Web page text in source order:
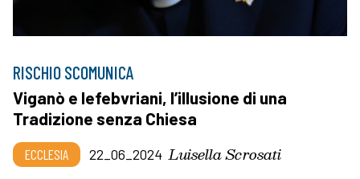
RISCHIO SCOMUNICA
Viganò e lefebvriani, l’illusione di una
Tradizione senza Chiesa
ECCLESIA 22_06_2024 Luisella Scrosati